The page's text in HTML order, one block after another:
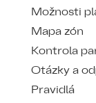
Možnosti
Mapa zón
Kontrola
Otázky a
Pravidlá